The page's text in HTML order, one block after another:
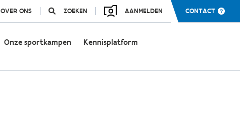
OVER ONS ZOEKEN AANMELDEN CONTACT
Onze sportkampen Kennisplatform